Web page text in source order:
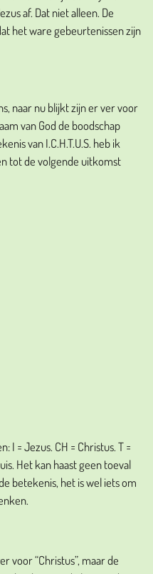
af. Dat niet alleen. De
het ware gebeurtenissen zijn
naar nu blijkt zijn er ver voor
van God de boodschap
van I.C.H.T.U.S. heb ik
tot de volgende uitkomst
I = Jezus. CH = Christus. T =
Het kan haast geen toeval
betekenis, het is wel iets om
voor “Christus”, maar de